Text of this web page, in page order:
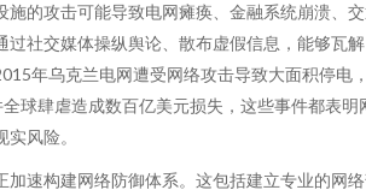
施的攻击可能导致电网瘫痪、金融系统崩溃、
过社交媒体操纵舆论、散布虚假信息，能够瓦
年乌克兰电网遭受网络攻击导致大面积停电
球肆虐造成数百亿美元损失，这些事件都表明
风险。
加速构建网络防御体系。这包括建立专业的网